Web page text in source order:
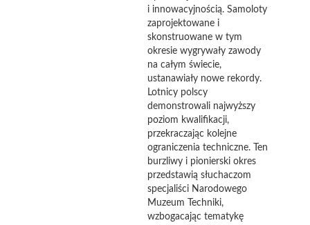
i innowacyjnością. Samoloty
zaprojektowane i
skonstruowane w tym
okresie wygrywały zawody
na całym świecie,
ustanawiały nowe rekordy.
Lotnicy polscy
demonstrowali najwyższy
poziom kwalifikacji,
przekraczając kolejne
ograniczenia techniczne. Ten
burzliwy i pionierski okres
przedstawią słuchaczom
specjaliści Narodowego
Muzeum Techniki,
wzbogacając tematykę